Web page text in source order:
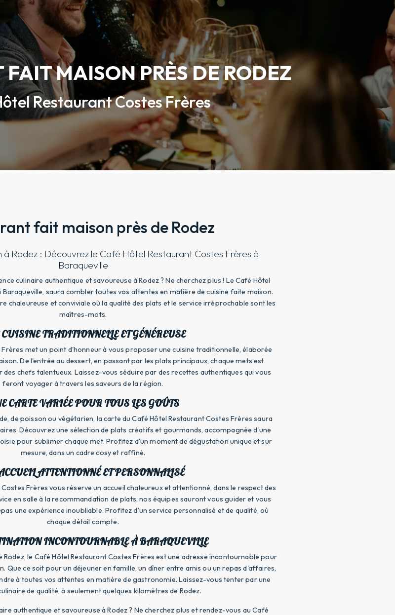
FAIT MAISON PRÈS DE RODEZ
Restaurant Costes Frères
fait maison près de Rodez
à Rodez : Découvrez le Café Hôtel Restaurant Costes Frères à
Baraqueville
culinaire authentique et savoureuse à Rodez ? Ne cherchez plus ! Le Café Hôtel
saura combler toutes vos attentes en matière de cuisine faite maison.
chaleureuse et conviviale où la qualité des plats et le service irréprochable sont les
maîtres-mots.
TRADITIONNELLE ET GÉNÉREUSE
met un point d'honneur à vous proposer une cuisine traditionnelle, élaborée
De l'entrée au dessert, en passant par les plats principaux, chaque mets est
chefs talentueux. Laissez-vous séduire par des recettes authentiques qui vous
feront voyager à travers les saveurs de la région.
CARTE VARIÉE POUR TOUS LES GOÛTS
de poisson ou végétarien, la carte du Café Hôtel Restaurant Costes Frères saura
Découvrez une sélection de plats créatifs et gourmands, accompagnée d'une
pour sublimer chaque met. Profitez d'un moment de dégustation unique et sur
mesure, dans un cadre cosy et raffiné.
ATTENTIONNÉ ET PERSONNALISÉ
Frères vous réserve un accueil chaleureux et attentionné, dans le respect des
en salle à la recommandation de plats, nos équipes sauront vous guider et vous
une expérience inoubliable. Profitez d'un service personnalisé et de qualité, où
chaque détail compte.
INCONTOURNABLE À BARAQUEVILLE
Rodez, le Café Hôtel Restaurant Costes Frères est une adresse incontournable pour
Que ce soit pour un déjeuner en famille, un dîner entre amis ou un repas d'affaires,
à toutes vos attentes en matière de gastronomie. Laissez-vous tenter par une
de qualité, à seulement quelques kilomètres de Rodez.
authentique et savoureuse à Rodez ? Ne cherchez plus et rendez-vous au Café